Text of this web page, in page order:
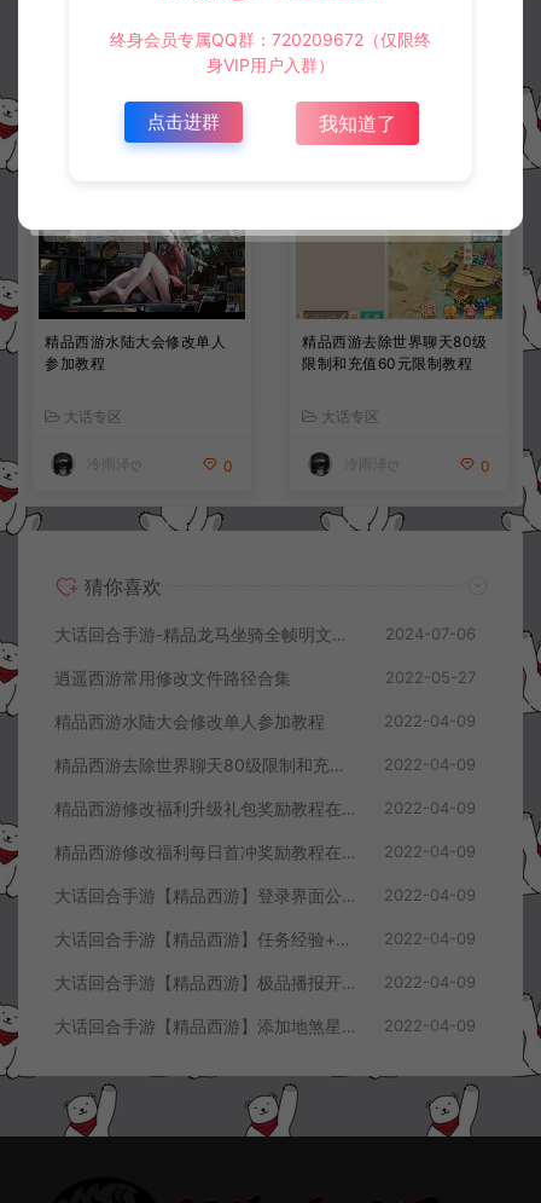
冷雨泽ღ
大话专区
精品西游水陆大会修改单人
参加教程
大话专区
冷雨泽ღ 0
精品西游去除世界聊天80级
限制和充值60元限制教程
大话专区
冷雨泽ღ 0
猜你喜欢
大话回合手游-精品龙马坐骑全帧明文素材 2024-07-06
逍遥西游常用修改文件路径合集 2022-05-27
精品西游水陆大会修改单人参加教程 2022-04-09
精品西游去除世界聊天80级限制和充值60元限制教程 2022-04-09
精品西游修改福利升级礼包奖励教程在客户端同步显示 2022-04-09
精品西游修改福利每日首冲奖励教程在客户端显示 2022-04-09
大话回合手游【精品西游】登录界面公告+进游戏攻略修改教程 2022-04-09
大话回合手游【精品西游】任务经验+掉落物品修改教程 2022-04-09
大话回合手游【精品西游】极品播报开启教程 2022-04-09
大话回合手游【精品西游】添加地煞星及世界BOSS刷新数量教程 2022-04-09
终身会员专属QQ群：720209672（仅限终
身VIP用户入群）
点击进群 我知道了